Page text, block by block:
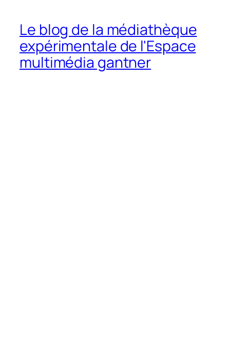
Le blog de la médiathèque
expérimentale de l'Espace
multimédia gantner